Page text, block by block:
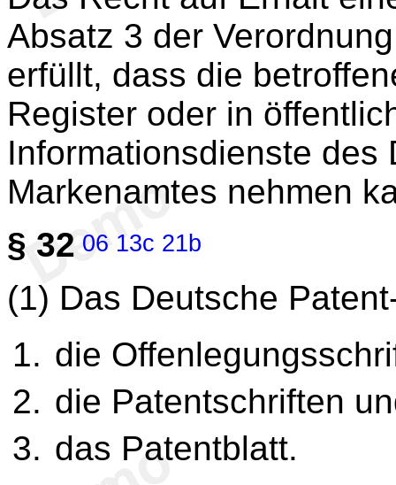
Absatz 3 der
erfüllt, dass die
Register oder in
Informationsdienste des
Markenamtes nehmen
§ 32 06 13c 21b
(1) Das Deutsche
die
die Patentschriften
das Patentblatt.